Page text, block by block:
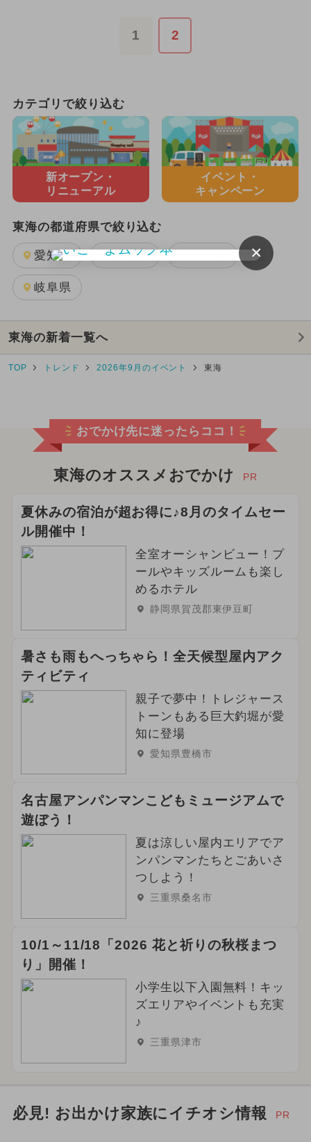
1 2
カテゴリで絞り込む
新オープン・
リニューアル
イベント・
キャンペーン
東海の都道府県で絞り込む
愛知県 静岡県
岐阜県
東海の新着一覧へ
TOP トレンド 2026年9月のイベント 東海
おでかけ先に迷ったらココ！
東海のオススメおでかけ PR
夏休みの宿泊が超お得に♪8月のタイムセー
ル開催中！
全室オーシャンビュー！プ
ールやキッズルームも楽し
めるホテル
静岡県賀茂郡東伊豆町
暑さも雨もへっちゃら！全天候型屋内アク
ティビティ
親子で夢中！トレジャース
トーンもある巨大釣堀が愛
知に登場
愛知県豊橋市
名古屋アンパンマンこどもミュージアムで
遊ぼう！
夏は涼しい屋内エリアでア
ンパンマンたちとごあいさ
つしよう！
三重県桑名市
10/1～11/18「2026 花と祈りの秋桜まつ
り」開催！
小学生以下入園無料！キッ
ズエリアやイベントも充実
♪
三重県津市
必見! お出かけ家族にイチオシ情報 PR
×